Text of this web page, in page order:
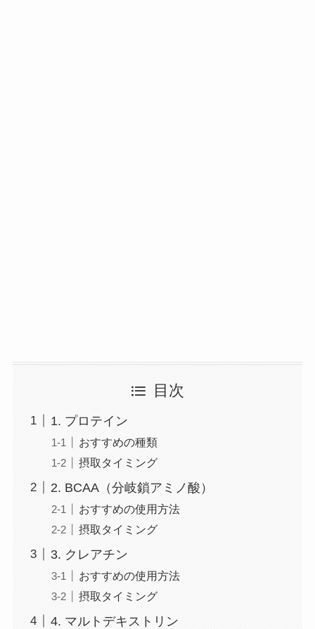
目次
1. プロテイン
おすすめの種類
摂取タイミング
2. BCAA（分岐鎖アミノ酸）
おすすめの使用方法
摂取タイミング
3. クレアチン
おすすめの使用方法
摂取タイミング
4. マルトデキストリン